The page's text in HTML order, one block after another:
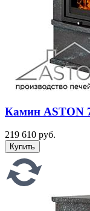
Камин ASTON
219 610 руб.